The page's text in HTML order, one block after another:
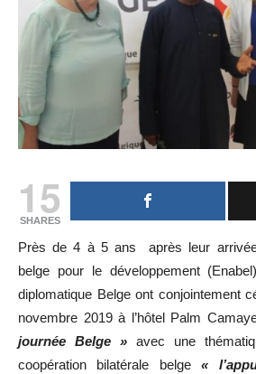
15
SHARES
Près de 4 à 5 ans après leur arrivée
belge pour le développement
diplomatique Belge ont conjointement
novembre 2019 à l’hôtel Palm
journée Belge » avec une
coopération bilatérale belge«